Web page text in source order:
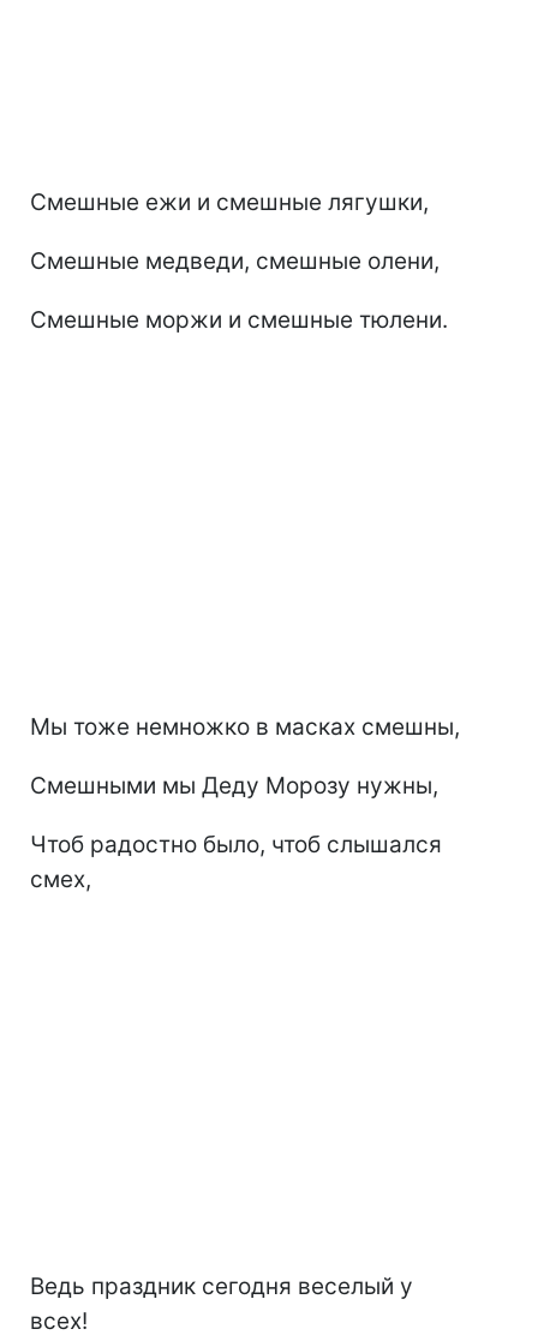
Смешные ежи и смешные лягушки,
Смешные медведи, смешные олени,
Смешные моржи и смешные тюлени.
Мы тоже немножко в масках смешны,
Смешными мы Деду Морозу нужны,
Чтоб радостно было, чтоб слышался
смех,
Ведь праздник сегодня веселый у
всех!